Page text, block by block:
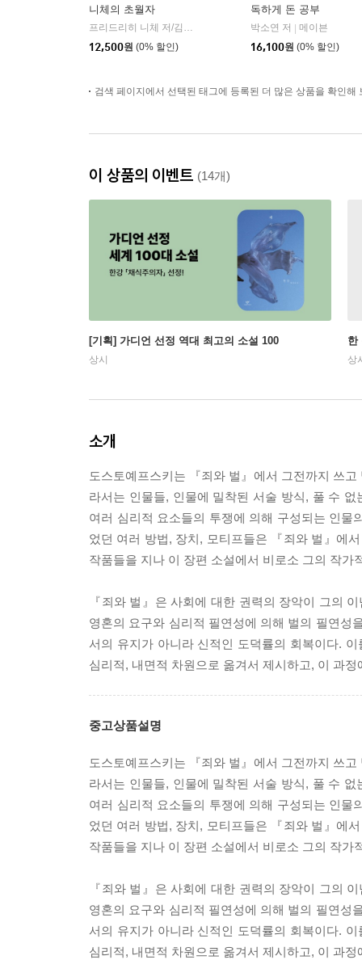
니체의 초월자
프리드리히 니체 저/김철 편역
12,500원 (0% 할인)
독하게 돈 공부
박소연 저
메이븐
16,100원 (0% 할인)
검색 페이지에서 선택된 태그에 등록된 더 많은 상품을 확인해
이 상품의 이벤트 (14개)
[기획] 가디언 선정 역대 최고의 소설 100
상시
한
상
소개
도스토예프스키는 『죄와 벌』에서 그전까지 쓰
라서는 인물들, 인물에 밀착된 서술 방식, 풀 수
여러 심리적 요소들의 투쟁에 의해 구성되는 인
었던 여러 방법, 장치, 모티프들은 『죄와 벌』에
작품들을 지나 이 장편 소설에서 비로소 그의 작
『죄와 벌』은 사회에 대한 권력의 장악이 그의
영혼의 요구와 심리적 필연성에 의해 벌의 필연성
서의 유지가 아니라 신적인 도덕률의 회복이다.
심리적, 내면적 차원으로 옮겨서 제시하고, 이 과
중고상품설명
도스토예프스키는 『죄와 벌』에서 그전까지 쓰
라서는 인물들, 인물에 밀착된 서술 방식, 풀 수
여러 심리적 요소들의 투쟁에 의해 구성되는 인
었던 여러 방법, 장치, 모티프들은 『죄와 벌』에
작품들을 지나 이 장편 소설에서 비로소 그의 작
『죄와 벌』은 사회에 대한 권력의 장악이 그의
영혼의 요구와 심리적 필연성에 의해 벌의 필연성
서의 유지가 아니라 신적인 도덕률의 회복이다.
심리적, 내면적 차원으로 옮겨서 제시하고, 이 과